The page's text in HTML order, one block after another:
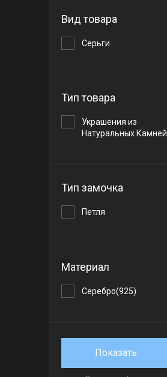
Вид товара
Серьги
Тип товара
Украшения из
Натуральных Камней
Тип замочка
Петля
Материал
Серебро(925)
Показать